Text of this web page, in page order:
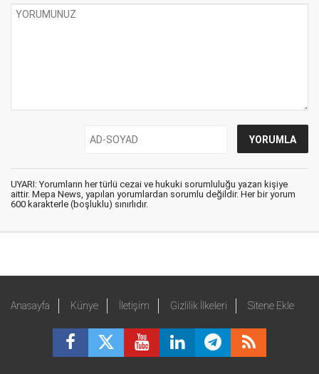
UYARI: Yorumların her türlü cezai ve hukuki sorumluluğu yazan kişiye
aittir. Mepa News, yapılan yorumlardan sorumlu değildir. Her bir yorum
600 karakterle (boşluklu) sınırlıdır.
Anasayfa Künye İletişim Gizlilik İlkeleri Sitene Ekle